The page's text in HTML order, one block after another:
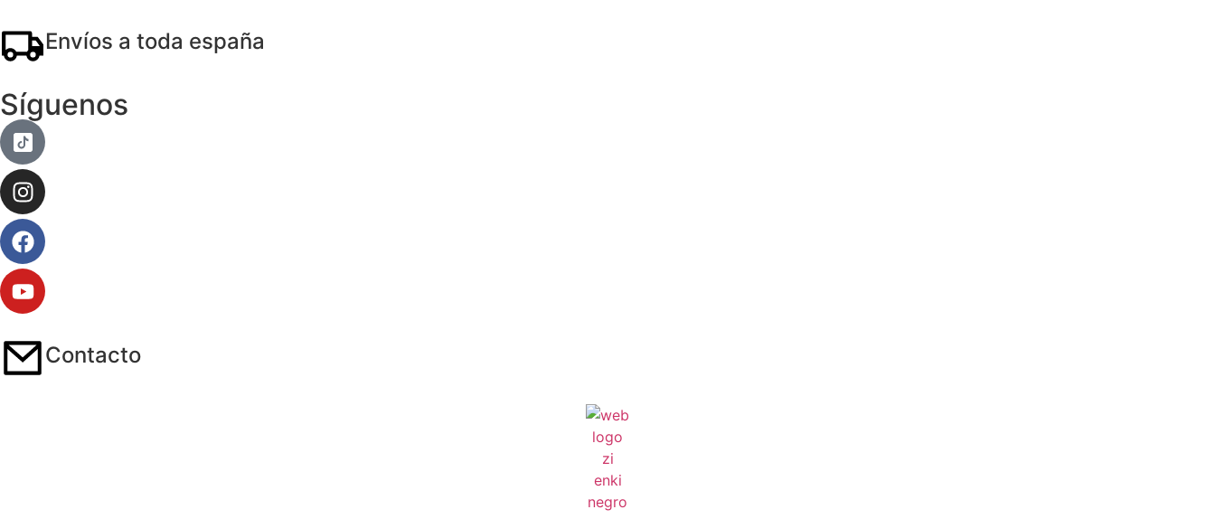
Envíos a toda españa
Síguenos
Contacto